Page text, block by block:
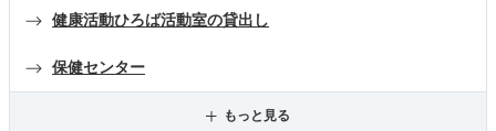
健康活動ひろば活動室の貸出し
保健センター
もっと見る